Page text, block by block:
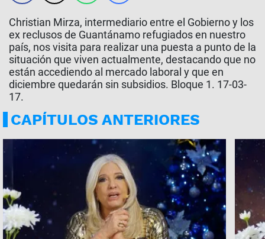
Christian Mirza, intermediario entre el Gobierno y los
ex reclusos de Guantánamo refugiados en nuestro
país, nos visita para realizar una puesta a punto de la
situación que viven actualmente, destacando que no
están accediendo al mercado laboral y que en
diciembre quedarán sin subsidios. Bloque 1. 17-03-
17.
CAPÍTULOS ANTERIORES